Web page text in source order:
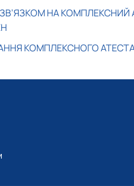
НА КОМПЛЕКСНИЙ
КОМПЛЕКСНОГО